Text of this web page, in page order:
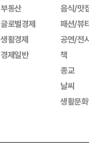
부동산
글로벌경제
생활경제
경제일반
음식/맛
패션/뷰
공연/전
책
종교
날씨
생활문